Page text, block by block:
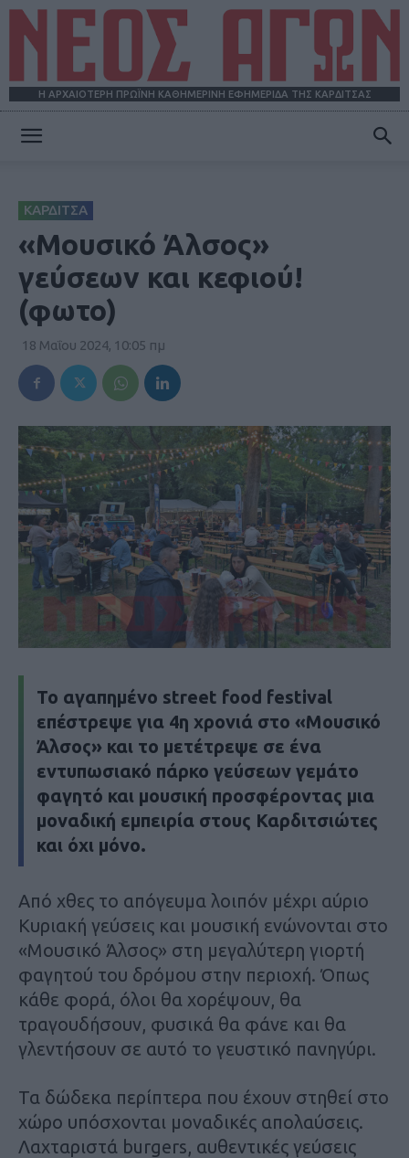
Η ΑΡΧΑΙΟΤΕΡΗ ΠΡΩΪΝΗ ΚΑΘΗΜΕΡΙΝΗ ΕΦΗΜΕΡΙΔΑ ΤΗΣ ΚΑΡΔΙΤΣΑΣ
ΚΑΡΔΙΤΣΑ
«Μουσικό Άλσος»
γεύσεων και κεφιού!
(φωτο)
18 Μαΐου 2024, 10:05 πμ
Το αγαπημένο street food festival
επέστρεψε για 4η χρονιά στο «Μουσικό
Άλσος» και το μετέτρεψε σε ένα
εντυπωσιακό πάρκο γεύσεων γεμάτο
φαγητό και μουσική προσφέροντας μια
μοναδική εμπειρία στους Καρδιτσιώτες
και όχι μόνο.
Από χθες το απόγευμα λοιπόν μέχρι αύριο
Κυριακή γεύσεις και μουσική ενώνονται στο
«Μουσικό Άλσος» στη μεγαλύτερη γιορτή
φαγητού του δρόμου στην περιοχή. Όπως
κάθε φορά, όλοι θα χορέψουν, θα
τραγουδήσουν, φυσικά θα φάνε και θα
γλεντήσουν σε αυτό το γευστικό πανηγύρι.
Τα δώδεκα περίπτερα που έχουν στηθεί στο
χώρο υπόσχονται μοναδικές απολαύσεις.
Λαχταριστά burgers, αυθεντικές γεύσεις